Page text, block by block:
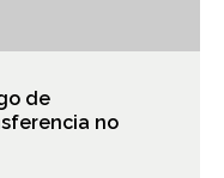
de
no